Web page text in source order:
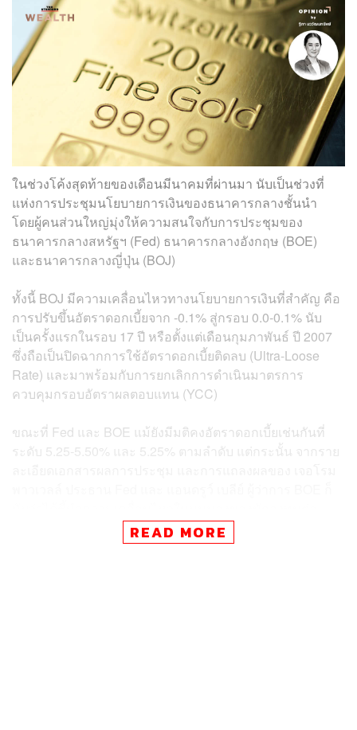
ในช่วงโค้งสุดท้ายของเดือนมีนาคมที่ผ่านมา นับเป็นช่วงที่
แห่งการประชุมนโยบายการเงินของธนาคารกลางชั้นนำ
โดยผู้คนส่วนใหญ่มุ่งให้ความสนใจกับการประชุมของ
ธนาคารกลางสหรัฐฯ (Fed) ธนาคารกลางอังกฤษ (BOE)
และธนาคารกลางญี่ปุ่น (BOJ)
ทั้งนี้ BOJ มีความเคลื่อนไหวทางนโยบายการเงินที่สำคัญ คือ
การปรับขึ้นอัตราดอกเบี้ยจาก -0.1% สู่กรอบ 0.0-0.1% นับ
เป็นครั้งแรกในรอบ 17 ปี หรือตั้งแต่เดือนกุมภาพันธ์ ปี 2007
ซึ่งถือเป็นปิดฉากการใช้อัตราดอกเบี้ยติดลบ (Ultra-Loose
Rate) และมาพร้อมกับการยกเลิกการดำเนินมาตรการ
ควบคุมกรอบอัตราผลตอบแทน (YCC)
ขณะที่ Fed และ BOE แม้ยังมีมติคงอัตราดอกเบี้ยเช่นกันที่
ระดับ 5.25-5.50% และ 5.25% ตามลำดับ แต่กระนั้น จากราย
ประเด็นอัตราดอกเบี้ยของธนาคารกลางทั้ง 2 แห่ง รวมถึง
ภาพรวมของแนวโน้มการปรับลดอัตราดอกเบี้ยของธนาคาร
READ MORE